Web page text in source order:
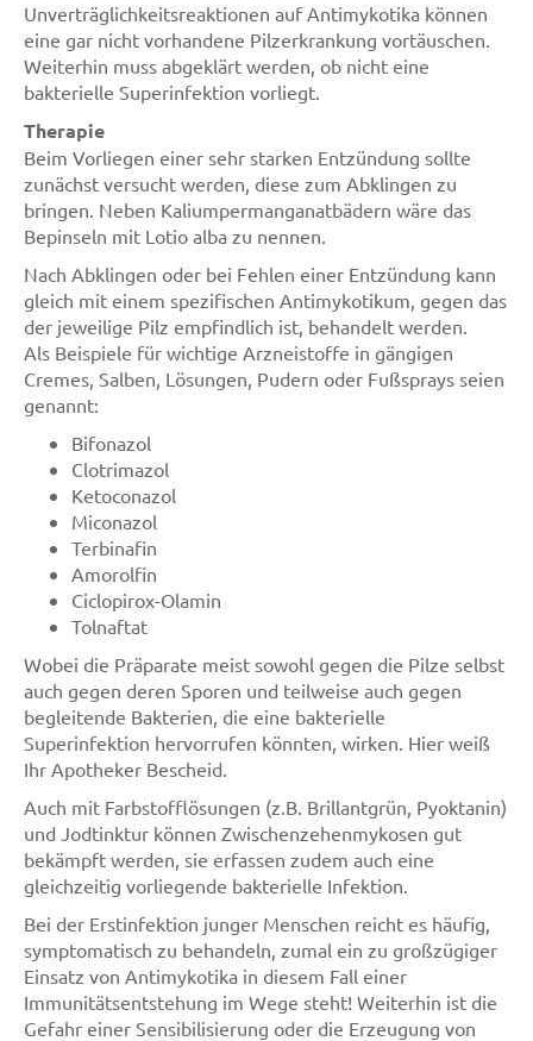
Unverträglichkeitsreaktionen auf Antimykotika können
eine gar nicht vorhandene Pilzerkrankung vortäuschen.
Weiterhin muss abgeklärt werden, ob nicht eine
bakterielle Superinfektion vorliegt.
Therapie
Beim Vorliegen einer sehr starken Entzündung sollte
zunächst versucht werden, diese zum Abklingen zu
bringen. Neben Kaliumpermanganatbädern wäre das
Bepinseln mit Lotio alba zu nennen.
Nach Abklingen oder bei Fehlen einer Entzündung kann
gleich mit einem spezifischen Antimykotikum, gegen das
der jeweilige Pilz empfindlich ist, behandelt werden.
Als Beispiele für wichtige Arzneistoffe in gängigen
Cremes, Salben, Lösungen, Pudern oder Fußsprays seien
genannt:
Bifonazol
Clotrimazol
Ketoconazol
Miconazol
Terbinafin
Amorolfin
Ciclopirox-Olamin
Tolnaftat
Wobei die Präparate meist sowohl gegen die Pilze selbst
auch gegen deren Sporen und teilweise auch gegen
begleitende Bakterien, die eine bakterielle
Superinfektion hervorrufen könnten, wirken. Hier weiß
Ihr Apotheker Bescheid.
Auch mit Farbstofflösungen (z.B. Brillantgrün, Pyoktanin)
und Jodtinktur können Zwischenzehenmykosen gut
bekämpft werden, sie erfassen zudem auch eine
gleichzeitig vorliegende bakterielle Infektion.
Bei der Erstinfektion junger Menschen reicht es häufig,
symptomatisch zu behandeln, zumal ein zu großzügiger
Einsatz von Antimykotika in diesem Fall einer
Immunitätsentstehung im Wege steht! Weiterhin ist die
Gefahr einer Sensibilisierung oder die Erzeugung von